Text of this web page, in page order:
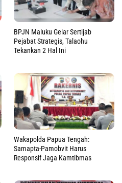
BPJN Maluku Gelar Sertijab
Pejabat Strategis, Talaohu
Tekankan 2 Hal Ini
Wakapolda Papua Tengah:
Samapta-Pamobvit Harus
Responsif Jaga Kamtibmas